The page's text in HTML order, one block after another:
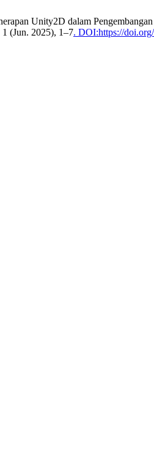
Unity2D dalam
1 (Jun. 2025), 1–7. DOI:https://